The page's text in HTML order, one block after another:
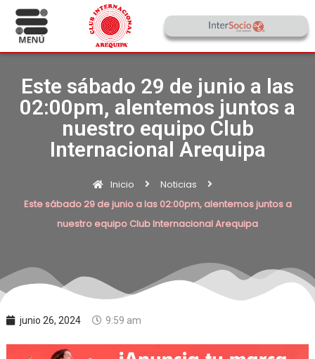
Este sábado 29 de junio a las
02:00pm, alentemos juntos a
nuestro equipo Club
Internacional Arequipa
Inicio
Noticias
Este sábado 29 de junio a las 02:00pm, alentemos juntos a
nuestro equipo Club Internacional Arequipa
junio 26, 2024 9:59 am